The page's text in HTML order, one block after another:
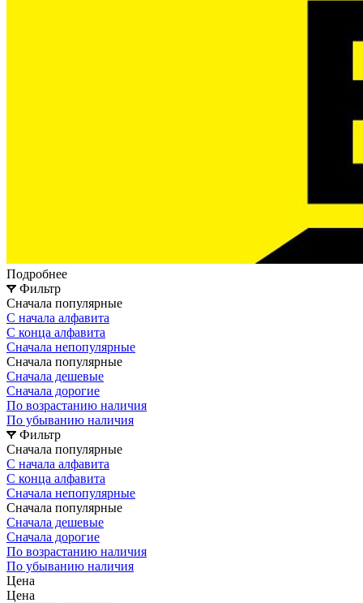
Подробнее
Фильтр
Сначала популярные
С начала алфавита
С конца алфавита
Сначала непопулярные
Сначала популярные
Сначала дешевые
Сначала дорогие
По возрастанию наличия
По убыванию наличия
Фильтр
Сначала популярные
С начала алфавита
С конца алфавита
Сначала непопулярные
Сначала популярные
Сначала дешевые
Сначала дорогие
По возрастанию наличия
По убыванию наличия
Цена
Цена